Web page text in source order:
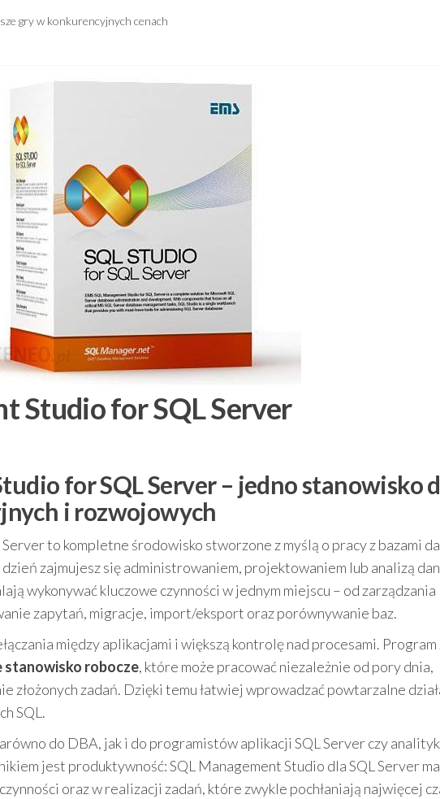
gry w konkurencyjnych cenach
Studio for SQL Server
for SQL Server – jedno stanowisko
i rozwojowych
to kompletne środowisko stworzone z myślą o pracy z bazami
zajmujesz się administrowaniem, projektowaniem lub analizą
wykonywać kluczowe czynności w jednym miejscu – od zarządzania
zapytań, migracje, import/eksport oraz porównywanie baz.
między aplikacjami i większą kontrolę nad procesami. Program
stanowisko robocze, które może pracować niezależnie od pory dnia,
złożonych zadań. Dzięki temu łatwiej wprowadzać powtarzalne
SQL.
do DBA, jak i do programistów aplikacji SQL Server czy
jest produktywność: SQL Management Studio dla SQL Server ma
oraz w realizacji zadań, które zwykle pochłaniają najwięcej